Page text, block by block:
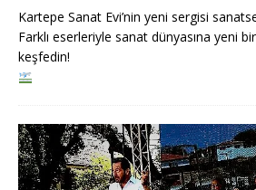
Kartepe Sanat Evi’nin yeni sergisi
Farklı eserleriyle sanat dünyasına yeni
keşfedin!